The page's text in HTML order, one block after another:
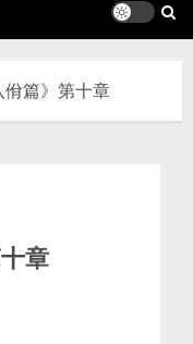
佾篇》第十章
章